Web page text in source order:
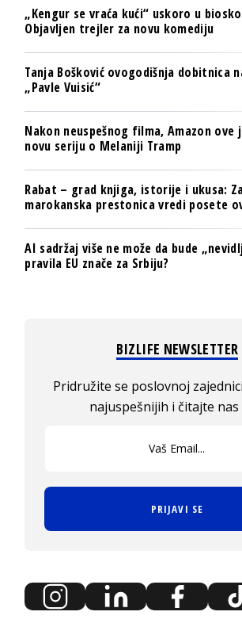
„Kengur se vraća kući“ uskoro u
Objavljen trejler za novu komediju
Tanja Bošković ovogodišnja dobitnica
„Pavle Vuisić“
Nakon neuspešnog filma, Amazon ove
novu seriju o Melaniji Tramp
Rabat – grad knjiga, istorije i ukusa:
marokanska prestonica vredi posete
AI sadržaj više ne može da bude
pravila EU znače za Srbiju?
BIZLIFE NEWSLETTER
Pridružite se poslovnoj
najuspešnijih i čitajte
PRIJAVI SE